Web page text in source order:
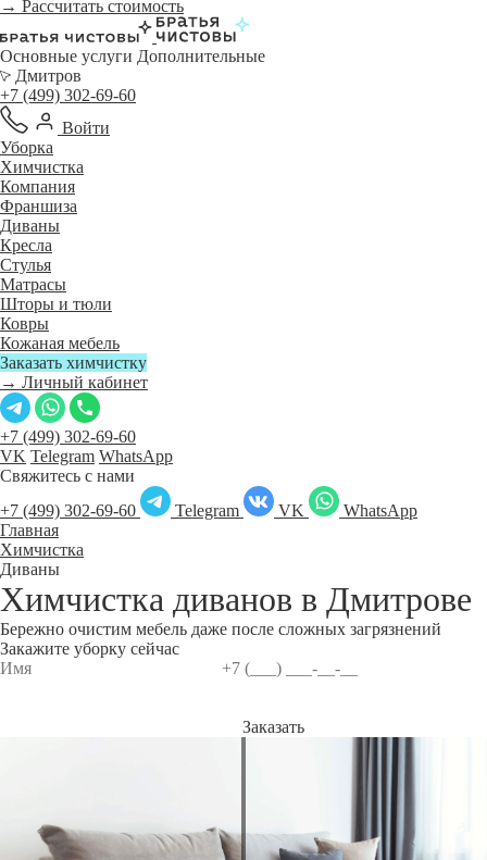
→ Рассчитать стоимость
Основные услуги Дополнительные
Дмитров
+7 (499) 302-69-60
Войти
Уборка
Химчистка
Компания
Франшиза
Диваны
Кресла
Стулья
Матрасы
Шторы и тюли
Ковры
Кожаная мебель
Заказать химчистку
→ Личный кабинет
+7 (499) 302-69-60
VK Telegram WhatsApp
Свяжитесь с нами
+7 (499) 302-69-60
Telegram VK
WhatsApp
Главная
Химчистка
Диваны
Химчистка диванов в Дмитрове
Бережно очистим мебель даже после сложных загрязнений
Закажите уборку сейчас
Заказать